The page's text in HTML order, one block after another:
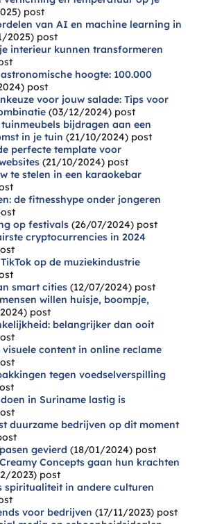
post
van AI en machine learning in
2025) post
interieur kunnen transformeren
hoogte: 100.000
post
voor jouw salade: Tips voor
(03/12/2024) post
bijdragen aan een
in je tuin (21/10/2024) post
perfecte template voor
(21/10/2024) post
te stelen in een karaokebar
de fitnesshype onder jongeren
op festivals (26/07/2024) post
cryptocurrencies in 2024
op de muziekindustrie
smart cities (12/07/2024) post
willen huisje, boompje,
post
belangrijker dan ooit
content in online reclame
tegen voedselverspilling
in Suriname lastig is
duurzame bedrijven op dit moment
gevierd (18/01/2024) post
Concepts gaan hun krachten
2023) post
spiritualiteit in andere culturen
voor bedrijven (17/11/2023) post